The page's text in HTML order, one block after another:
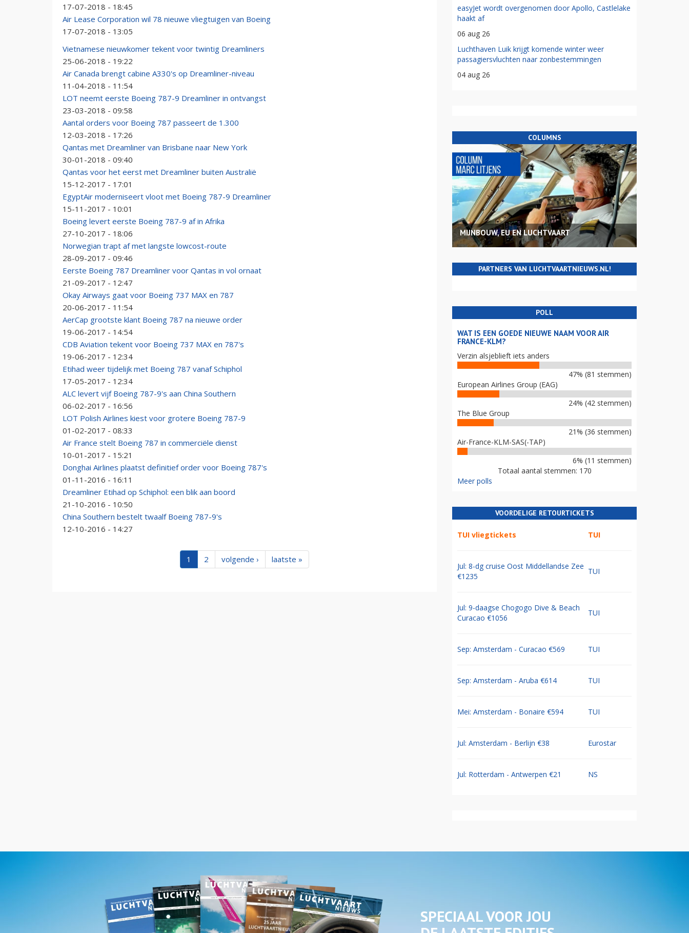
17-07-2018 - 18:45
Air Lease Corporation wil 78 nieuwe vliegtuigen van Boeing
17-07-2018 - 13:05
Vietnamese nieuwkomer tekent voor twintig Dreamliners
25-06-2018 - 19:22
Air Canada brengt cabine A330's op Dreamliner-niveau
11-04-2018 - 11:54
LOT neemt eerste Boeing 787-9 Dreamliner in ontvangst
23-03-2018 - 09:58
Aantal orders voor Boeing 787 passeert de 1.300
12-03-2018 - 17:26
Qantas met Dreamliner van Brisbane naar New York
30-01-2018 - 09:40
Qantas voor het eerst met Dreamliner buiten Australië
15-12-2017 - 17:01
EgyptAir moderniseert vloot met Boeing 787-9 Dreamliner
15-11-2017 - 10:01
Boeing levert eerste Boeing 787-9 af in Afrika
27-10-2017 - 18:06
Norwegian trapt af met langste lowcost-route
28-09-2017 - 09:46
Eerste Boeing 787 Dreamliner voor Qantas in vol ornaat
21-09-2017 - 12:47
Okay Airways gaat voor Boeing 737 MAX en 787
20-06-2017 - 11:54
AerCap grootste klant Boeing 787 na nieuwe order
19-06-2017 - 14:54
CDB Aviation tekent voor Boeing 737 MAX en 787's
19-06-2017 - 12:34
Etihad weer tijdelijk met Boeing 787 vanaf Schiphol
17-05-2017 - 12:34
ALC levert vijf Boeing 787-9's aan China Southern
06-02-2017 - 16:56
LOT Polish Airlines kiest voor grotere Boeing 787-9
01-02-2017 - 08:33
Air France stelt Boeing 787 in commerciële dienst
10-01-2017 - 15:21
Donghai Airlines plaatst definitief order voor Boeing 787's
01-11-2016 - 16:11
Dreamliner Etihad op Schiphol: een blik aan boord
21-10-2016 - 10:50
China Southern bestelt twaalf Boeing 787-9's
12-10-2016 - 14:27
1 2 volgende › laatste »
easyJet wordt overgenomen door Apollo, Castlelake
haakt af
06 aug 26
Luchthaven Luik krijgt komende winter weer
passagiersvluchten naar zonbestemmingen
04 aug 26
COLUMNS
MIJNBOUW, EU EN LUCHTVAART
PARTNERS VAN LUCHTVAARTNIEUWS.NL!
POLL
WAT IS EEN GOEDE NIEUWE NAAM VOOR AIR
FRANCE-KLM?
Verzin alsjeblieft iets anders
47% (81 stemmen)
European Airlines Group (EAG)
24% (42 stemmen)
The Blue Group
21% (36 stemmen)
Air-France-KLM-SAS(-TAP)
6% (11 stemmen)
Totaal aantal stemmen: 170
Meer polls
VOORDELIGE RETOURTICKETS
TUI vliegtickets TUI
Jul: 8-dg cruise Oost Middellandse Zee
€1235
TUI
Jul: 9-daagse Chogogo Dive & Beach
Curacao €1056
TUI
Sep: Amsterdam - Curacao €569 TUI
Sep: Amsterdam - Aruba €614 TUI
Mei: Amsterdam - Bonaire €594 TUI
Jul: Amsterdam - Berlijn €38 Eurostar
Jul: Rotterdam - Antwerpen €21 NS
SPECIAAL VOOR JOU